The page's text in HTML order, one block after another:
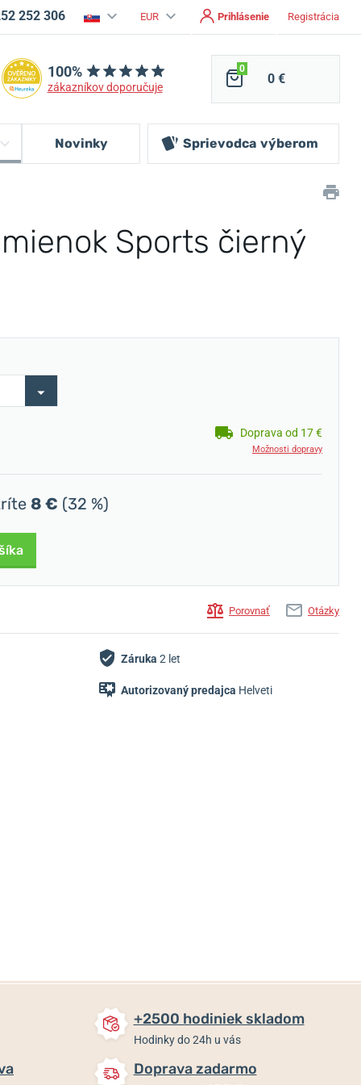
252 306 EUR Prihlásenie Registrácia
100%
zákazníkov doporučuje
0
0 €
Novinky Sprievodca výberom
Sports čierný
Doprava od 17 €
Možnosti dopravy
8 € (32 %)
Porovnať Otázky
Záruka 2 let
Autorizovaný predajca Helveti
+2500 hodiniek skladom
Hodinky do 24h u vás
Doprava zadarmo